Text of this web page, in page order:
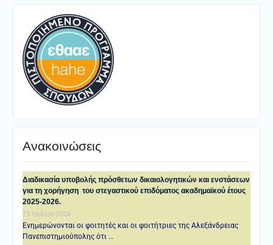
Ανακοινώσεις
Διαδικασία υποβολής πρόσθετων δικαιολογητικών και ενστάσεων
για τη χορήγηση του στεγαστικού επιδόματος ακαδημαϊκού έτους
2025-2026.
23 Ιουλίου 2026
Ενημερώνονται οι φοιτητές και οι φοιτήτριες της Αλεξάνδρειας
Πανεπιστημιούπολης ότι …